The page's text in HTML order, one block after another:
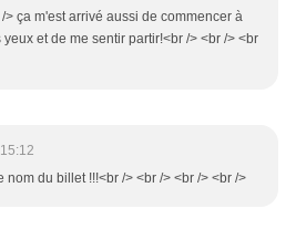
> ça m'est arrivé aussi de commencer à
yeux et de me sentir partir!<br /> <br /> <br
nom du billet !!!<br /> <br /> <br /> <br />